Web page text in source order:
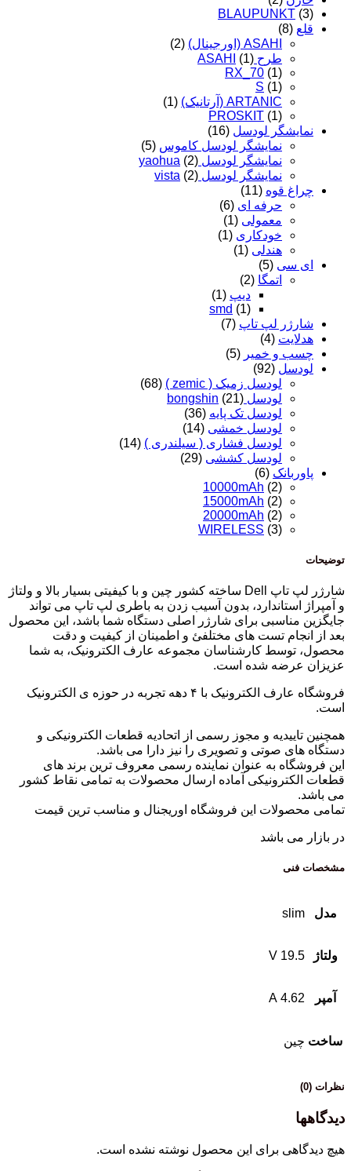
BLAUPUNKT (3)
قلع (8)
ASAHI (اورجینال)
(2)
طرح ASAHI (1)
RX_70 (1)
S (1)
ARTANIC (آرتانیک)
(1)
PROSKIT (1)
نمایشگر لودسل (16)
نمایشگر لودسل کاموس (5)
نمایشگر لودسل yaohua (2)
نمایشگر لودسل vista (2)
چراغ قوه (11)
حرفه ای (6)
معمولی (1)
خودکاری (1)
هندلی (1)
ای سی (5)
اتمگا (2)
دیپ (1)
smd (1)
شارژر لپ تاپ (7)
هدلایت (4)
چسب و خمیر (5)
لودسل (92)
لودسل زمیک ( zemic )
(68)
لودسل bongshin (21)
لودسل تک پایه (36)
لودسل خمشی (14)
لودسل فشاری ( سیلندری ) (14)
لودسل کششی (29)
پاوربانک (6)
10000mAh (2)
15000mAh (2)
20000mAh (2)
WIRELESS (3)
توضیحات
شارژر لپ تاپ Dell ساخته کشور چین و با کیفیتی بسیار بالا و ولتاژ
و آمپراژ استاندارد، بدون آسیب زدن به باطری لپ تاپ می تواند
جایگزین مناسبی برای شارژر اصلی دستگاه شما باشد، این محصول
بعد از انجام تست های مختلفئ و اطمینان از کیفیت و دقت
محصول، توسط کارشناسان مجموعه عارف الکترونیک، به شما
عزیزان عرضه شده است.
فروشگاه عارف الکترونیک با ۴ دهه تجربه در حوزه ی الکترونیک
است.
همچنین تاییدیه و مجوز رسمی از اتحادیه قطعات الکترونیکی و
دستگاه های صوتی و تصویری را نیز دارا می باشد.
این فروشگاه به عنوان نماینده رسمی معروف ترین برند های
قطعات الکترونیکی آماده ارسال محصولات به تمامی نقاط کشور
می باشد.
تمامی محصولات این فروشگاه اوریجنال و مناسب ترین قیمت
در بازار می باشد
مشخصات فنی
مدل slim
ولتاژ 19.5 V
آمپر 4.62 A
ساخت چین
نظرات (0)
دیدگاهها
هیچ دیدگاهی برای این محصول نوشته نشده است.